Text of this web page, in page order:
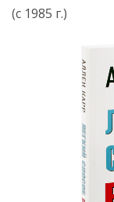
(с 1985 г.)